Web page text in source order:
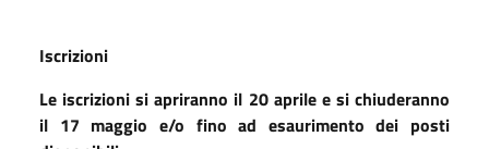
Iscrizioni
Le iscrizioni si apriranno il 20 aprile e si chiuderanno
il 17 maggio e/o fino ad esaurimento dei posti